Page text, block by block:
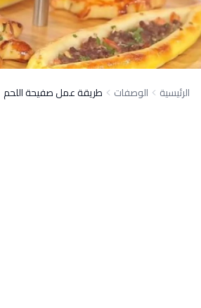
الرئيسية الوصفات طريقة عمل صفيحة اللحم